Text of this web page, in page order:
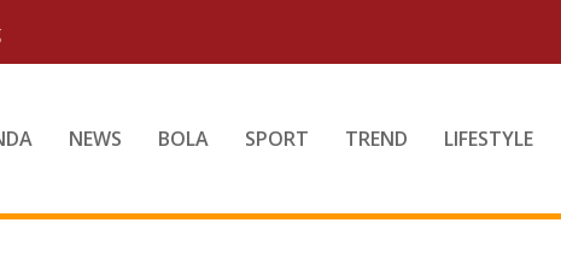
NEWS BOLA SPORT TREND LIFESTYLE